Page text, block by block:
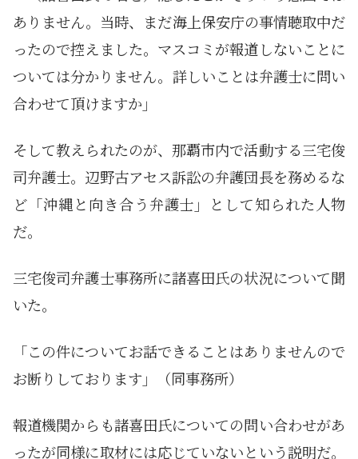
ありません。当時、まだ海上保安庁の事情聴取中だ
ったので控えました。マスコミが報道しないことに
ついては分かりません。詳しいことは弁護士に問い
合わせて頂けますか」
そして教えられたのが、那覇市内で活動する三宅俊
司弁護士。辺野古アセス訴訟の弁護団長を務めるな
ど「沖縄と向き合う弁護士」として知られた人物
だ。
三宅俊司弁護士事務所に諸喜田氏の状況について聞
いた。
「この件についてお話できることはありませんので
お断りしております」（同事務所）
報道機関からも諸喜田氏についての問い合わせがあ
ったが同様に取材には応じていないという説明だ。